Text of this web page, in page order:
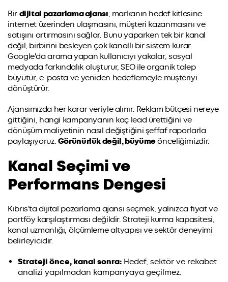
Bir dijital pazarlama ajansı; markanın hedef kitlesine
internet üzerinden ulaşmasını, müşteri kazanmasını ve
satışını artırmasını sağlar. Bunu yaparken tek bir kanal
değil; birbirini besleyen çok kanallı bir sistem kurar.
Google'da arama yapan kullanıcıyı yakalar, sosyal
medyada farkındalık oluşturur, SEO ile organik talep
büyütür, e-posta ve yeniden hedeflemeyle müşteriyi
dönüştürür.
Ajansımızda her karar veriyle alınır. Reklam bütçesi nereye
gittiğini, hangi kampanyanın kaç lead ürettiğini ve
dönüşüm maliyetinin nasıl değiştiğini şeffaf raporlarla
paylaşıyoruz. Görünürlük değil, büyümeönceliğimizdir.
Kanal Seçimi ve
Performans Dengesi
Kıbrıs’ta dijital pazarlama ajansı seçmek, yalnızca fiyat ve
portföy karşılaştırması değildir. Strateji kurma kapasitesi,
kanal uzmanlığı, ölçümleme altyapısı ve sektör deneyimi
belirleyicidir.
Strateji önce, kanal sonra: Hedef, sektör ve rekabet
analizi yapılmadan kampanyaya geçilmez.